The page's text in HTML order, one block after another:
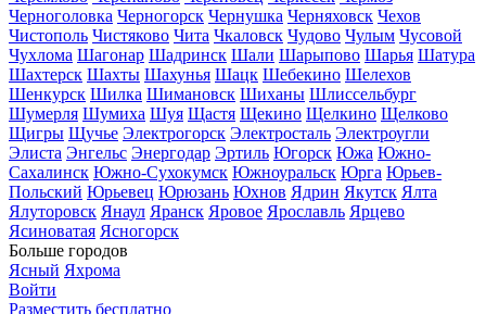
Черноголовка Черногорск Чернушка Черняховск Чехов
Чистополь Чистяково Чита Чкаловск Чудово Чулым Чусовой
Чухлома Шагонар Шадринск Шали Шарыпово Шарья Шатура
Шахтерск Шахты Шахунья Шацк Шебекино Шелехов
Шенкурск Шилка Шимановск Шиханы Шлиссельбург
Шумерля Шумиха Шуя Щастя Щекино Щелкино Щелково
Щигры Щучье Электрогорск Электросталь Электроугли
Элиста Энгельс Энергодар Эртиль Югорск Южа Южно-
Сахалинск Южно-Сухокумск Южноуральск Юрга Юрьев-
Польский Юрьевец Юрюзань Юхнов Ядрин Якутск Ялта
Ялуторовск Янаул Яранск Яровое Ярославль Ярцево
Ясиноватая Ясногорск
Больше городов
Ясный Яхрома
Войти
Разместить бесплатно